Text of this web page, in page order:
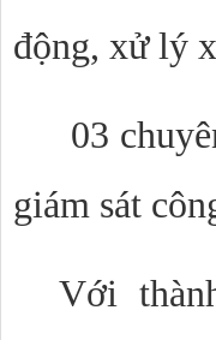
động, xử lý
03
giám sát
Với